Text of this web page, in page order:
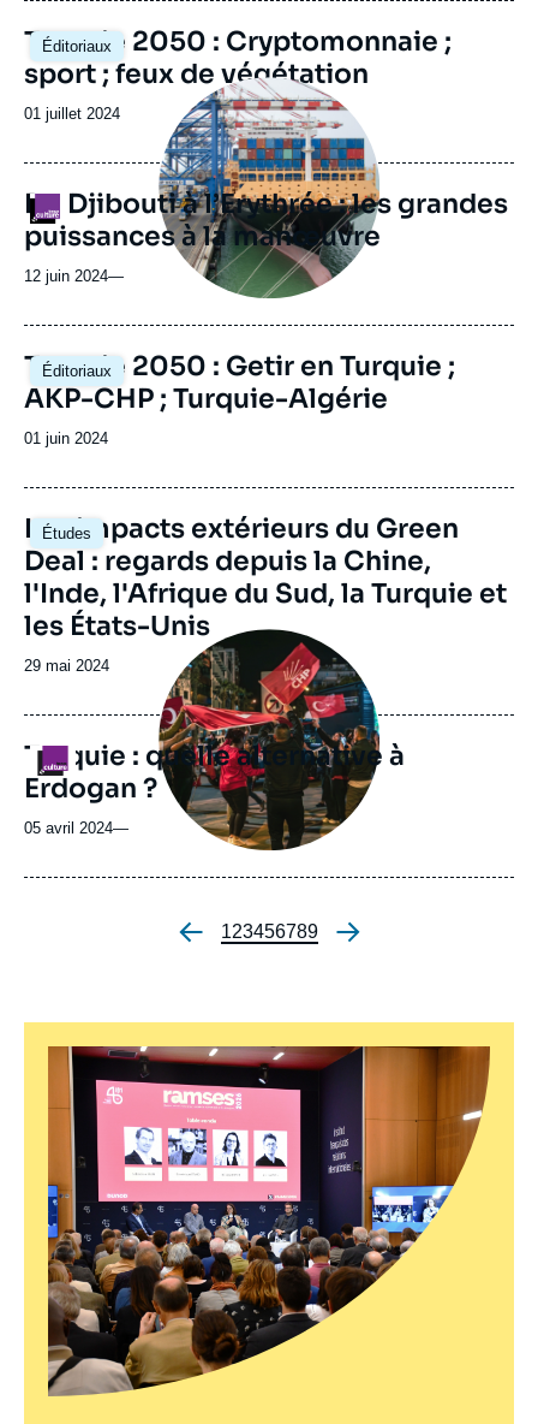
Éditoriaux
Image
principale
Turquie 2050 : Cryptomonnaie ;
sport ; feux de végétation
Date
publication
01 juillet 2024
Logo
Image
principale
médiatique
De Djibouti à l’Erythrée : les grandes
puissances à la manœuvre
12 juin 2024—
Éditoriaux
Image
principale
Turquie 2050 : Getir en Turquie ;
AKP-CHP ; Turquie-Algérie
Date
publication
01 juin 2024
Études
Image
principale
Les impacts extérieurs du Green
Deal : regards depuis la Chine,
l'Inde, l'Afrique du Sud, la Turquie et
les États-Unis
Date
publication
29 mai 2024
Logo
Image
principale
médiatique
Turquie : quelle alternative à
Erdogan ?
05 avril 2024—
Pagination
Page
1Page
2Page
3Page
4Page
5Page
6Page
7Page
8Page
9